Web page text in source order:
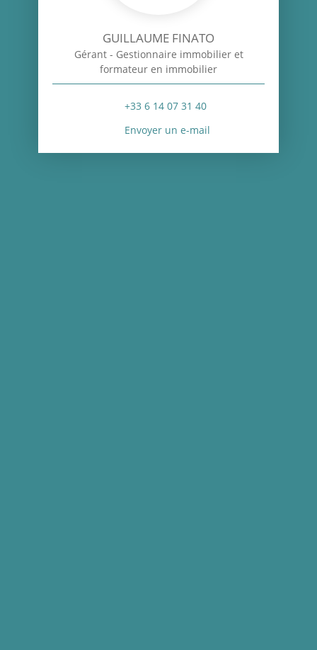
GUILLAUME FINATO
Gérant - Gestionnaire immobilier et
formateur en immobilier
+33 6 14 07 31 40
Envoyer un e-mail